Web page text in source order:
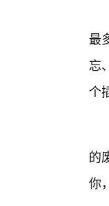
最
忘
个
的
你